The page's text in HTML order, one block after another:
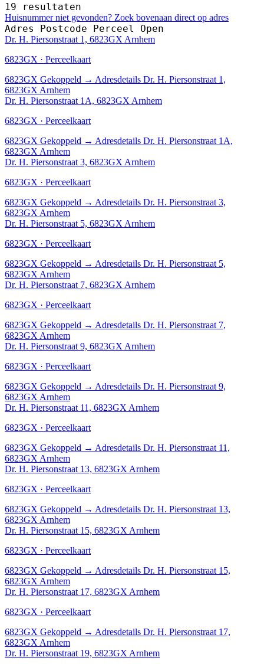
19 resultaten
Huisnummer niet gevonden? Zoek bovenaan direct op adres
Adres Postcode Perceel Open
Dr. H. Piersonstraat 1, 6823GX Arnhem
6823GX · Perceelkaart
6823GX Gekoppeld → Adresdetails Dr. H. Piersonstraat 1,
6823GX Arnhem
Dr. H. Piersonstraat 1A, 6823GX Arnhem
6823GX · Perceelkaart
6823GX Gekoppeld → Adresdetails Dr. H. Piersonstraat 1A,
6823GX Arnhem
Dr. H. Piersonstraat 3, 6823GX Arnhem
6823GX · Perceelkaart
6823GX Gekoppeld → Adresdetails Dr. H. Piersonstraat 3,
6823GX Arnhem
Dr. H. Piersonstraat 5, 6823GX Arnhem
6823GX · Perceelkaart
6823GX Gekoppeld → Adresdetails Dr. H. Piersonstraat 5,
6823GX Arnhem
Dr. H. Piersonstraat 7, 6823GX Arnhem
6823GX · Perceelkaart
6823GX Gekoppeld → Adresdetails Dr. H. Piersonstraat 7,
6823GX Arnhem
Dr. H. Piersonstraat 9, 6823GX Arnhem
6823GX · Perceelkaart
6823GX Gekoppeld → Adresdetails Dr. H. Piersonstraat 9,
6823GX Arnhem
Dr. H. Piersonstraat 11, 6823GX Arnhem
6823GX · Perceelkaart
6823GX Gekoppeld → Adresdetails Dr. H. Piersonstraat 11,
6823GX Arnhem
Dr. H. Piersonstraat 13, 6823GX Arnhem
6823GX · Perceelkaart
6823GX Gekoppeld → Adresdetails Dr. H. Piersonstraat 13,
6823GX Arnhem
Dr. H. Piersonstraat 15, 6823GX Arnhem
6823GX · Perceelkaart
6823GX Gekoppeld → Adresdetails Dr. H. Piersonstraat 15,
6823GX Arnhem
Dr. H. Piersonstraat 17, 6823GX Arnhem
6823GX · Perceelkaart
6823GX Gekoppeld → Adresdetails Dr. H. Piersonstraat 17,
6823GX Arnhem
Dr. H. Piersonstraat 19, 6823GX Arnhem